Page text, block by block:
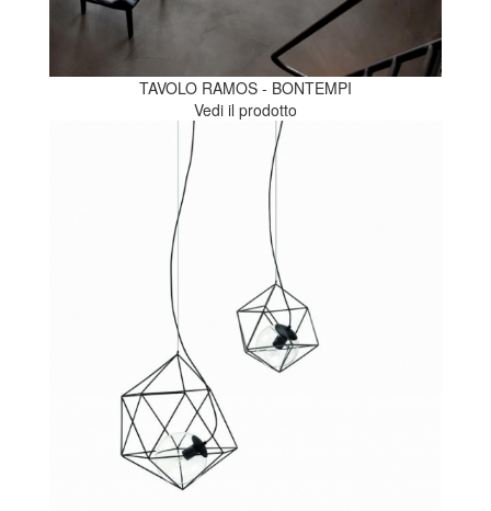
TAVOLO RAMOS - BONTEMPI
Vedi il prodotto